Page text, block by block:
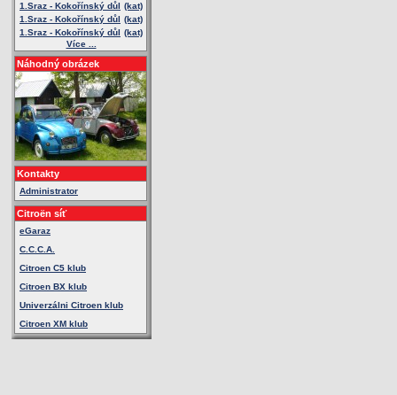
1.Sraz - Kokořínský důl (kat)
1.Sraz - Kokořínský důl (kat)
1.Sraz - Kokořínský důl (kat)
Více ...
Náhodný obrázek
Kontakty
Administrator
Citroën síť
eGaraz
C.C.C.A.
Citroen C5 klub
Citroen BX klub
Univerzálni Citroen klub
Citroen XM klub